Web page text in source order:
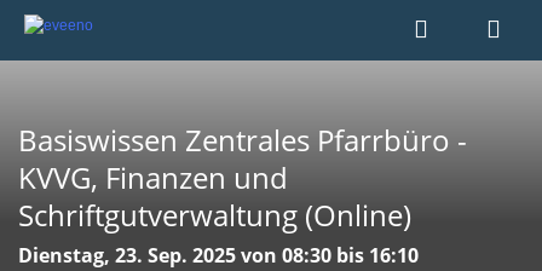
Basiswissen Zentrales Pfarrbüro -
KVVG, Finanzen und
Schriftgutverwaltung (Online)
Dienstag, 23. Sep. 2025 von 08:30 bis 16:10